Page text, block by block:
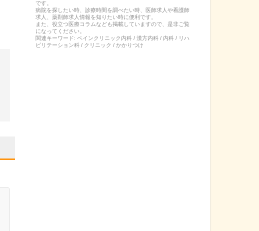
です。
病院を探したい時、診療時間を調べたい時、医師求人や看護師
求人、薬剤師求人情報を知りたい時に便利です。
また、役立つ医療コラムなども掲載していますので、是非ご覧
になってください。
関連キーワード: ペインクリニック内科 / 漢方内科 / 内科 / リハ
ビリテーション科 / クリニック / かかりつけ